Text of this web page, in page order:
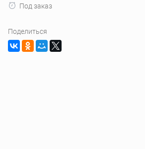
Под заказ
Поделиться